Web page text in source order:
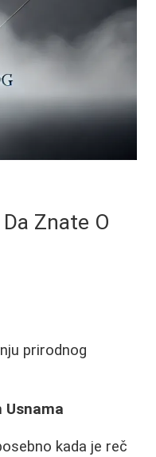
Znate O
prirodnog
Usnama
kada je reč